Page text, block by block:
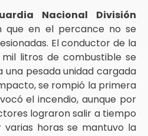
Nacional División
que en el percance no se
El conductor de la
litros de combustible se
pesada unidad cargada
se rompió la primera
el incendio, aunque por
lograron salir a tiempo
varias horas se mantuvo la